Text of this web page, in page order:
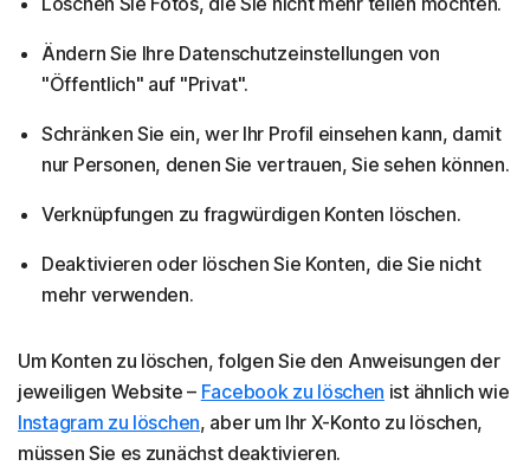
Ändern Sie Ihre Datenschutzeinstellungen von
"Öffentlich" auf "Privat".
Schränken Sie ein, wer Ihr Profil einsehen kann, damit
nur Personen, denen Sie vertrauen, Sie sehen können.
Verknüpfungen zu fragwürdigen Konten löschen.
Deaktivieren oder löschen Sie Konten, die Sie nicht
mehr verwenden.
Um Konten zu löschen, folgen Sie den Anweisungen der
jeweiligen Website – Facebook zu löschen ist ähnlich wie
Instagram zu löschen, aber um Ihr X-Konto zu löschen,
müssen Sie es zunächst deaktivieren.